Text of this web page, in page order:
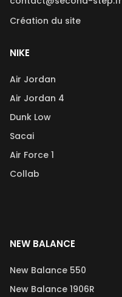
Création du site
NIKE
Air Jordan
Air Jordan 4
Dunk Low
Sacai
Air Force 1
Collab
NEW BALANCE
New Balance 550
New Balance 1906R